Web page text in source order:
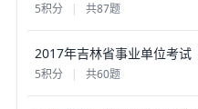
5积分 | 共87题
5积分 | 共60题